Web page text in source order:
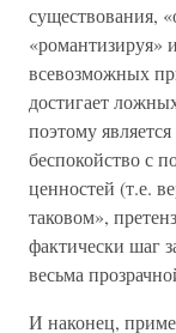
существования,
«романтизируя»
всевозможных
достигает
поэтому
беспокойство с
ценностей (т.е.
таковом»,
фактически шаг
весьма
И наконец,